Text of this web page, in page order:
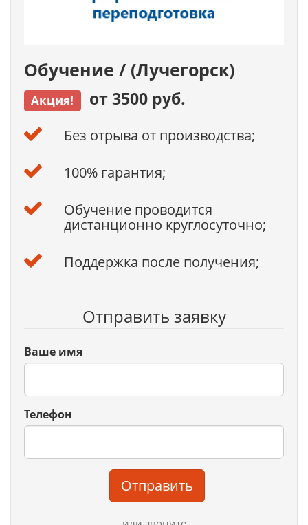
Обучение / (Лучегорск)
Акция! от 3500 руб.
Без отрыва от производства;
100% гарантия;
Обучение проводится
дистанционно круглосуточно;
Поддержка после получения;
Отправить заявку
Ваше имя
Телефон
Отправить